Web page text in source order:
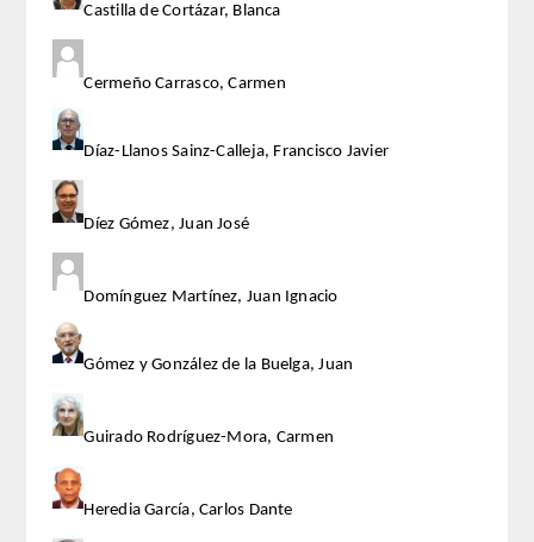
ANALES de la RADE
MONOGRAFÍAS RADE
APERTURA DE CURSO
REFLEXIONES de la RADE
SEMBLANZAS RADE
OTRAS PUBLICACIONES
PRENSA
COMUNICACION
NOTAS DE PRENSA
Castilla de Cortázar, Blanca
Cermeño Carrasco, Carmen
Díaz-Llanos Sainz-Calleja, Francisco Javier
Díez Gómez, Juan José
Domínguez Martínez, Juan Ignacio
Gómez y González de la Buelga, Juan
Guirado Rodríguez-Mora, Carmen
Heredia García, Carlos Dante